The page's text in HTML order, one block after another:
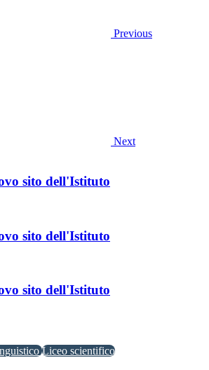
Previous
Next
sito dell'Istituto
sito dell'Istituto
sito dell'Istituto
Liceo scientifico